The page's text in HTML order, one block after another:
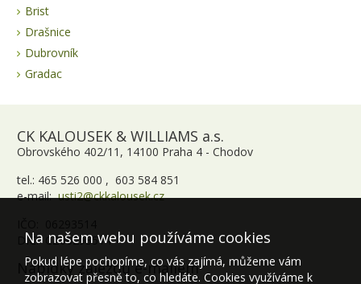
Brist
Drašnice
Dubrovník
Gradac
CK KALOUSEK & WILLIAMS a.s.
Obrovského 402/11, 14100 Praha 4 - Chodov
tel.: 465 526 000 , 603 584 851
e-mail:usti2@ckkalousek.cz
DIČ: CZ06293514
Nabídky zájezdů e-mailem
Na našem webu používáme cookies
Pokud lépe pochopíme, co vás zajímá, můžeme vám
zobrazovat přesně to, co hledáte. Cookies využíváme k